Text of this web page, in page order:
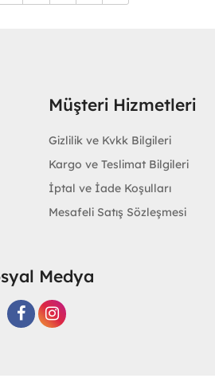
Müşteri Hizmetleri
Gizlilik ve Kvkk Bilgileri
Kargo ve Teslimat Bilgileri
İptal ve İade Koşulları
Mesafeli Satış Sözleşmesi
Medya